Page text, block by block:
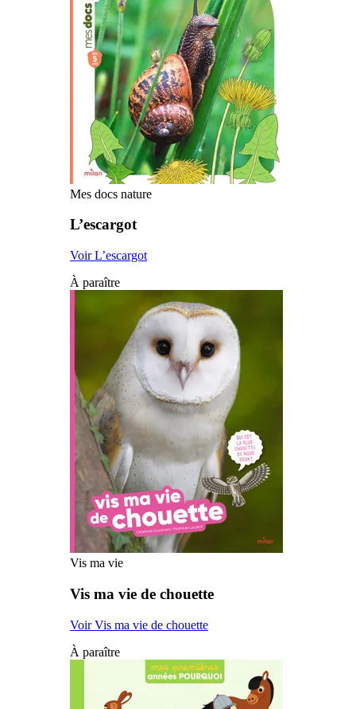
Mes docs nature
L’escargot
Voir L’escargot
À paraître
Vis ma vie
Vis ma vie de chouette
Voir Vis ma vie de chouette
À paraître